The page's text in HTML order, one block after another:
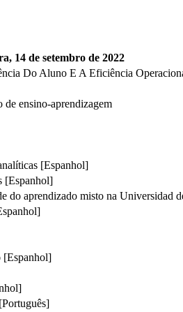
14 de setembro de 2022
Do Aluno E A Eficiência
de ensino-aprendizagem
[Espanhol]
[Espanhol]
do aprendizado misto na Universidad
[Espanhol]